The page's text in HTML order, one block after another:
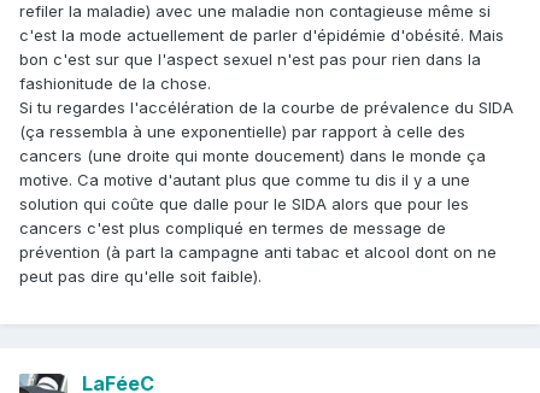
refiler la maladie) avec une maladie non contagieuse même si
c'est la mode actuellement de parler d'épidémie d'obésité. Mais
bon c'est sur que l'aspect sexuel n'est pas pour rien dans la
fashionitude de la chose.
Si tu regardes l'accélération de la courbe de prévalence du SIDA
(ça ressembla à une exponentielle) par rapport à celle des
cancers (une droite qui monte doucement) dans le monde ça
motive. Ca motive d'autant plus que comme tu dis il y a une
solution qui coûte que dalle pour le SIDA alors que pour les
cancers c'est plus compliqué en termes de message de
prévention (à part la campagne anti tabac et alcool dont on ne
peut pas dire qu'elle soit faible).
LaFéeC